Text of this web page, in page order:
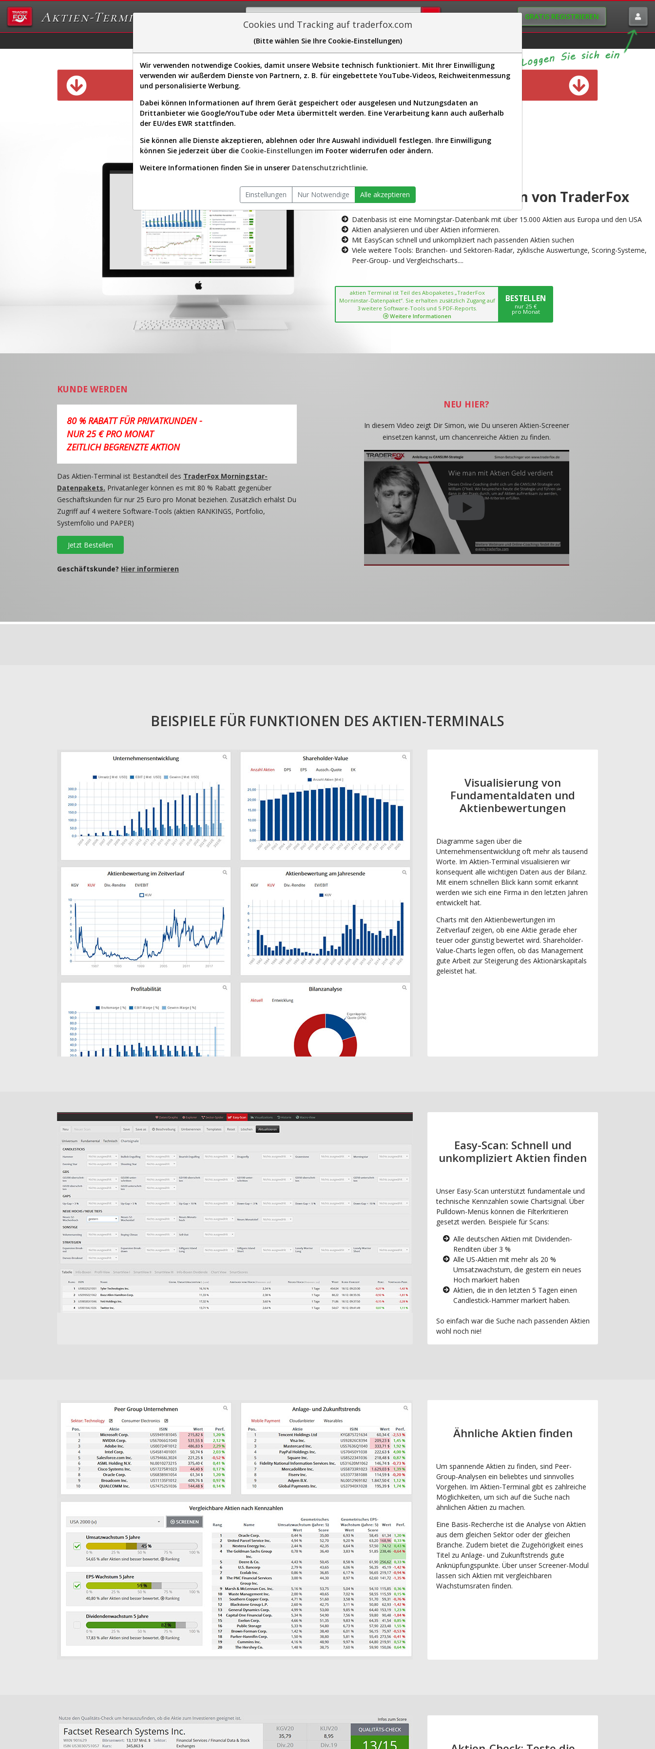
Aktien-Terminal GRATIS REGISTRIEREN
Sector-Spider Easy-Scan Visualizations
Diese Funktion ist nur für Premium-Kunden verfügbar
AKTIEN-TERMINAL
Die Aktienanalyse-Plattform von TraderFox
Datenbasis ist eine Morningstar-Datenbank mit über 15.000 Aktien aus Europa und den USA
Aktien analysieren und über Aktien informieren.
Mit EasyScan schnell und unkompliziert nach passenden Aktien suchen
Viele weitere Tools: Branchen- und Sektoren-Radar, zyklische Auswertunge, Scoring-Systeme,
Peer-Group- und Vergleichscharts....
aktien Terminal ist Teil des Abopaketes „TraderFox
Morninstar-Datenpaket“. Sie erhalten zusätzlich Zugang auf
3 weitere Software-Tools und 5 PDF-Reports.
Weitere Informationen
BESTELLEN
nur 25 €
pro Monat
KUNDE WERDEN
80 % RABATT FÜR PRIVATKUNDEN -
NUR 25 € PRO MONAT
ZEITLICH BEGRENZTE AKTION
Das Aktien-Terminal ist Bestandteil des TraderFox Morningstar-
Datenpakets. Privatanleger können es mit 80 % Rabatt gegenüber
Geschäftskunden für nur 25 Euro pro Monat beziehen. Zusätzlich erhälst Du
Zugriff auf 4 weitere Software-Tools (aktien RANKINGS, Portfolio,
Systemfolio und PAPER)
Jetzt Bestellen
Geschäftskunde? Hier informieren
NEU HIER?
In diesem Video zeigt Dir Simon, wie Du unseren Aktien-Screener
einsetzen kannst, um chancenreiche Aktien zu finden.
BEISPIELE FÜR FUNKTIONEN DES AKTIEN-TERMINALS
Visualisierung von
Fundamentaldaten und
Aktienbewertungen
Diagramme sagen über die
Unternehmensentwicklung oft mehr als tausend
Worte. Im Aktien-Terminal visualisieren wir
konsequent alle wichtigen Daten aus der Bilanz.
Mit einem schnellen Blick kann somit erkannt
werden wie sich eine Firma in den letzten Jahren
entwickelt hat.
Charts mit den Aktienbewertungen im
Zeitverlauf zeigen, ob eine Aktie gerade eher
teuer oder günstig bewertet wird. Shareholder-
Value-Charts legen offen, ob das Management
gute Arbeit zur Steigerung des Aktionärskapitals
geleistet hat.
Easy-Scan: Schnell und
unkompliziert Aktien finden
Unser Easy-Scan unterstützt fundamentale und
technische Kennzahlen sowie Chartsignal. Über
Pulldown-Menüs können die Filterkritieren
gesetzt werden. Beispiele für Scans:
Alle deutschen Aktien mit Dividenden-
Renditen über 3 %
Alle US-Aktien mit mehr als 20 %
Umsatzwachstum, die gestern ein neues
Hoch markiert haben
Aktien, die in den letzten 5 Tagen einen
Candlestick-Hammer markiert haben.
So einfach war die Suche nach passenden Aktien
wohl noch nie!
Ähnliche Aktien finden
Um spannende Aktien zu finden, sind Peer-
Group-Analysen ein beliebtes und sinnvolles
Vorgehen. Im Aktien-Terminal gibt es zahlreiche
Möglichkeiten, um sich auf die Suche nach
ähnlichen Aktien zu machen.
Eine Basis-Recherche ist die Analyse von Aktien
aus dem gleichen Sektor oder der gleichen
Branche. Zudem bietet die Zugehörigkeit eines
Titel zu Anlage- und Zukunftstrends gute
Anknüpfungspunkte. Über unser Screener-Modul
lassen sich Aktien mit vergleichbaren
Wachstumsraten finden.
Cookies und Tracking auf traderfox.com
(Bitte wählen Sie Ihre Cookie-Einstellungen)
Wir verwenden notwendige Cookies, damit unsere Website technisch funktioniert. Mit Ihrer Einwilligung
verwenden wir außerdem Dienste von Partnern, z. B. für eingebettete YouTube-Videos, Reichweitenmessung
und personalisierte Werbung.
Dabei können Informationen auf Ihrem Gerät gespeichert oder ausgelesen und Nutzungsdaten an
Drittanbieter wie Google/YouTube oder Meta übermittelt werden. Eine Verarbeitung kann auch außerhalb
der EU/des EWR stattfinden.
Sie können alle Dienste akzeptieren, ablehnen oder Ihre Auswahl individuell festlegen. Ihre Einwilligung
können Sie jederzeit über die Cookie-Einstellungen im Footer widerrufen oder ändern.
Weitere Informationen finden Sie in unserer Datenschutzrichtlinie.
Einstellungen Nur Notwendige Alle akzeptieren